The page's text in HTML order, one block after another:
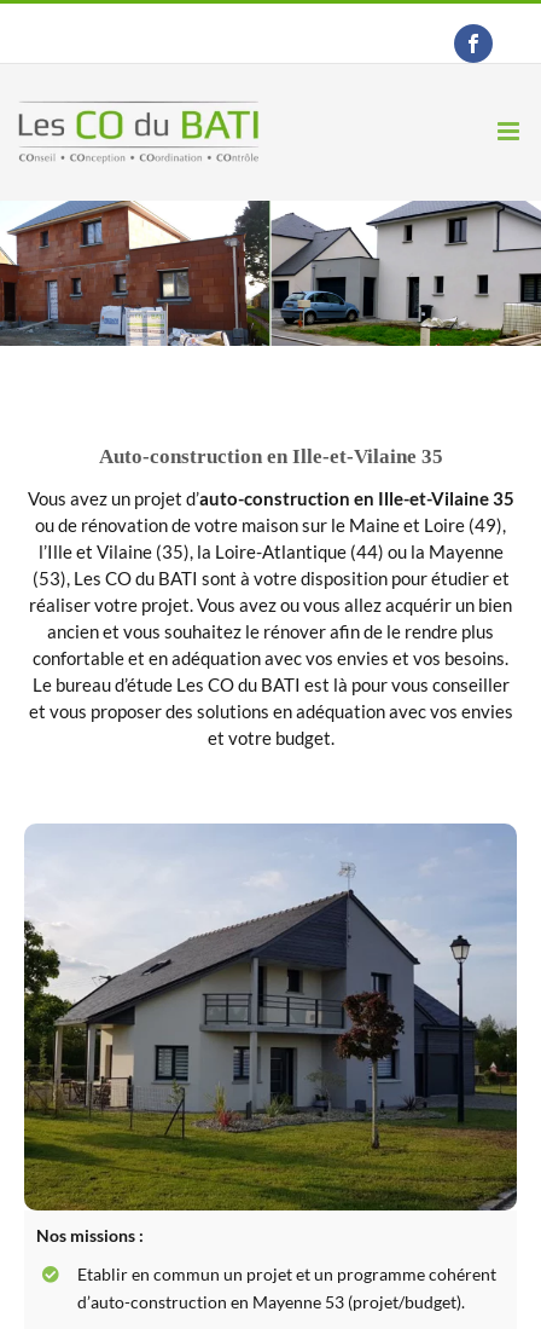
contenu
Auto-construction en Ille-et-Vilaine 35
Vous avez un projet d’auto-construction en Ille-et-Vilaine 35
ou de rénovation de votre maison sur le Maine et Loire (49),
l’Ille et Vilaine (35), la Loire-Atlantique (44) ou la Mayenne
(53), Les CO du BATI sont à votre disposition pour étudier et
réaliser votre projet. Vous avez ou vous allez acquérir un bien
ancien et vous souhaitez le rénover afin de le rendre plus
confortable et en adéquation avec vos envies et vos besoins.
Le bureau d’étude Les CO du BATI est là pour vous conseiller
et vous proposer des solutions en adéquation avec vos envies
et votre budget.
Nos missions :
Etablir en commun un projet et un programme cohérent
d’auto-construction en Mayenne 53 (projet/budget).